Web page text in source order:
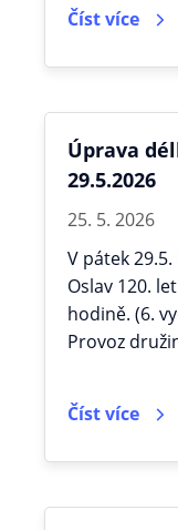
Číst více
Úprava
29.5.2026
25. 5. 2026
V pátek
Oslav 120.
hodině. (6.
Provoz
Číst více